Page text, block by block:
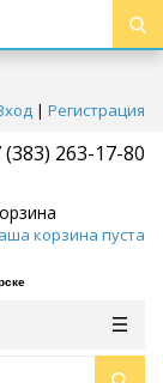
| Регистрация
(383) 263-17-80
корзина пуста